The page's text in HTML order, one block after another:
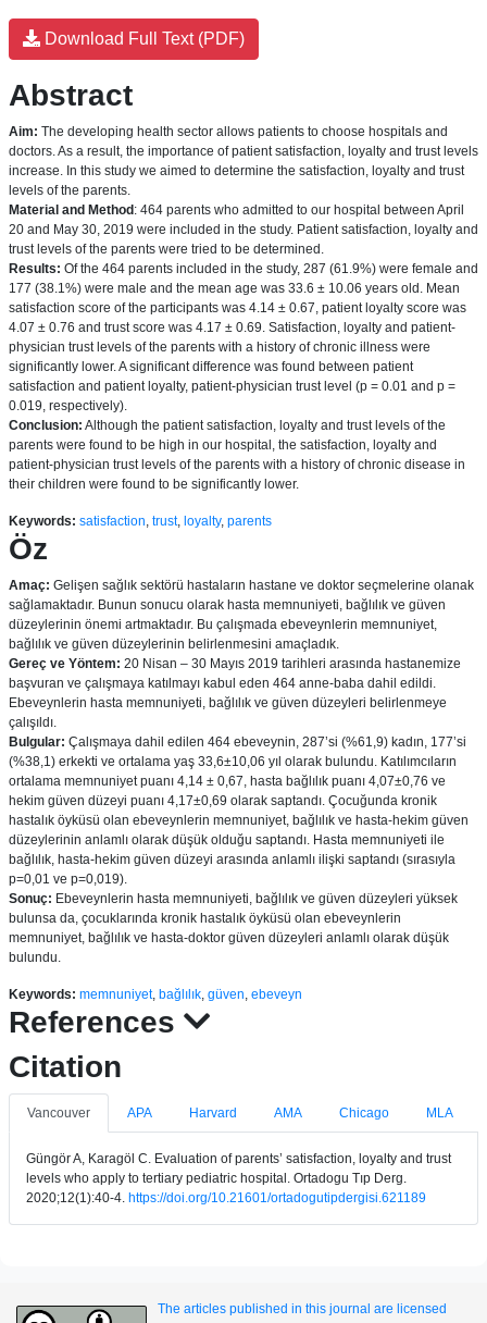
Download Full Text (PDF)
Abstract
Aim: The developing health sector allows patients to choose hospitals and
doctors. As a result, the importance of patient satisfaction, loyalty and trust levels
increase. In this study we aimed to determine the satisfaction, loyalty and trust
levels of the parents.
Material and Method : 464 parents who admitted to our hospital between April
20 and May 30, 2019 were included in the study. Patient satisfaction, loyalty and
trust levels of the parents were tried to be determined.
Results: Of the 464 parents included in the study, 287 (61.9%) were female and
177 (38.1%) were male and the mean age was 33.6 ± 10.06 years old. Mean
satisfaction score of the participants was 4.14 ± 0.67, patient loyalty score was
4.07 ± 0.76 and trust score was 4.17 ± 0.69. Satisfaction, loyalty and patient-
physician trust levels of the parents with a history of chronic illness were
significantly lower. A significant difference was found between patient
satisfaction and patient loyalty, patient-physician trust level (p = 0.01 and p =
0.019, respectively).
Conclusion: Although the patient satisfaction, loyalty and trust levels of the
parents were found to be high in our hospital, the satisfaction, loyalty and
patient-physician trust levels of the parents with a history of chronic disease in
their children were found to be significantly lower.
Keywords: satisfaction, trust, loyalty, parents
Öz
Amaç: Gelişen sağlık sektörü hastaların hastane ve doktor seçmelerine olanak
sağlamaktadır. Bunun sonucu olarak hasta memnuniyeti, bağlılık ve güven
düzeylerinin önemi artmaktadır. Bu çalışmada ebeveynlerin memnuniyet,
bağlılık ve güven düzeylerinin belirlenmesini amaçladık.
Gereç ve Yöntem: 20 Nisan – 30 Mayıs 2019 tarihleri arasında hastanemize
başvuran ve çalışmaya katılmayı kabul eden 464 anne-baba dahil edildi.
Ebeveynlerin hasta memnuniyeti, bağlılık ve güven düzeyleri belirlenmeye
çalışıldı.
Bulgular: Çalışmaya dahil edilen 464 ebeveynin, 287’si (%61,9) kadın, 177’si
(%38,1) erkekti ve ortalama yaş 33,6±10,06 yıl olarak bulundu. Katılımcıların
ortalama memnuniyet puanı 4,14 ± 0,67, hasta bağlılık puanı 4,07±0,76 ve
hekim güven düzeyi puanı 4,17±0,69 olarak saptandı. Çocuğunda kronik
hastalık öyküsü olan ebeveynlerin memnuniyet, bağlılık ve hasta-hekim güven
düzeylerinin anlamlı olarak düşük olduğu saptandı. Hasta memnuniyeti ile
bağlılık, hasta-hekim güven düzeyi arasında anlamlı ilişki saptandı (sırasıyla
p=0,01 ve p=0,019).
Sonuç: Ebeveynlerin hasta memnuniyeti, bağlılık ve güven düzeyleri yüksek
bulunsa da, çocuklarında kronik hastalık öyküsü olan ebeveynlerin
memnuniyet, bağlılık ve hasta-doktor güven düzeyleri anlamlı olarak düşük
bulundu.
Keywords: memnuniyet, bağlılık, güven, ebeveyn
References
Citation
Vancouver APA Harvard AMA Chicago MLA
Güngör A, Karagöl C. Evaluation of parents’ satisfaction, loyalty and trust
levels who apply to tertiary pediatric hospital. Ortadogu Tıp Derg.
2020;12(1):40-4. https://doi.org/10.21601/ortadogutipdergisi.621189
The articles published in this journal are licensed